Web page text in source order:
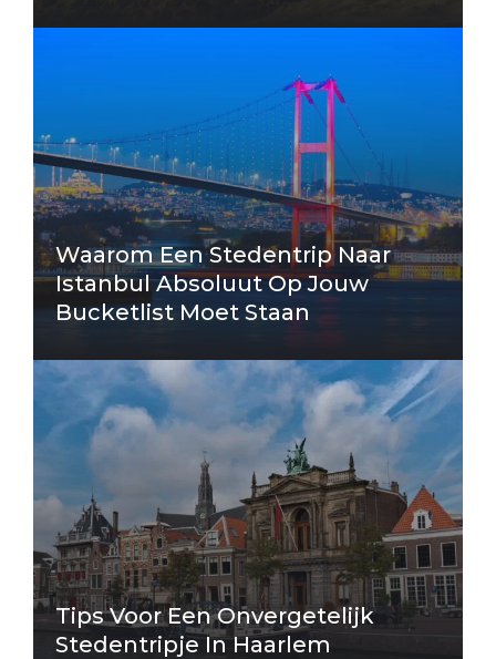
Waarom Een Stedentrip Naar
Istanbul Absoluut Op Jouw
Bucketlist Moet Staan
Tips Voor Een Onvergetelijk
Stedentripje In Haarlem